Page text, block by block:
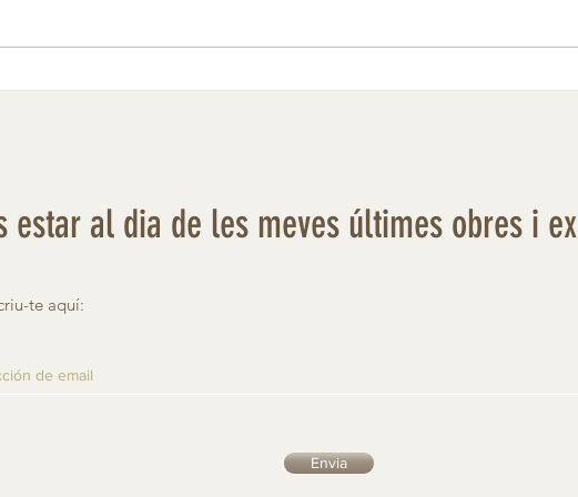
Envia
estar al dia de les meves últimes obres i
te aquí: